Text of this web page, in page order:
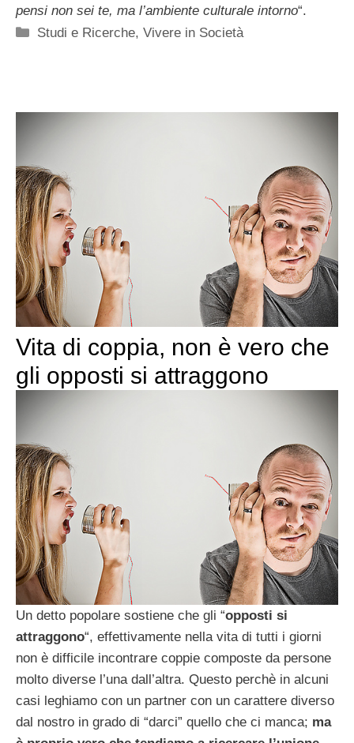
pensi non sei te, ma l’ambiente culturale intorno“.
Categorie
Studi e Ricerche,Vivere in Società
Vita di coppia, non è vero che
gli opposti si attraggono
Un detto popolare sostiene che gli “opposti si
attraggono“, effettivamente nella vita di tutti i giorni
non è difficile incontrare coppie composte da persone
molto diverse l’una dall’altra. Questo perchè in alcuni
casi leghiamo con un partner con un carattere diverso
dal nostro in grado di “darci” quello che ci manca; ma